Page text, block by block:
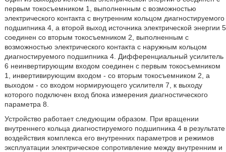
первым токосъемником 1, выполненным с возможностью
электрического контакта с внутренним кольцом диагностируемого
подшипника 4, а второй выход источника электрической энергии 5
соединен со вторым токосъемником 2, выполненным с
возможностью электрического контакта с наружным кольцом
диагностируемого подшипника 4. Дифференциальный усилитель
6 неинвертирующим входом соединен с первым токосъемником
1, инвертивирующим входом - со вторым токосъемником 2, а
выходом - со входом нормирующего усилителя 7, к выходу
которого подключен вход блока измерения диагностического
параметра 8.
Устройство работает следующим образом. При вращении
внутреннего кольца диагностируемого подшипника 4 в результате
воздействия комплекса его внутренних параметров и режимов
эксплуатации электрическое сопротивление между внутренним и